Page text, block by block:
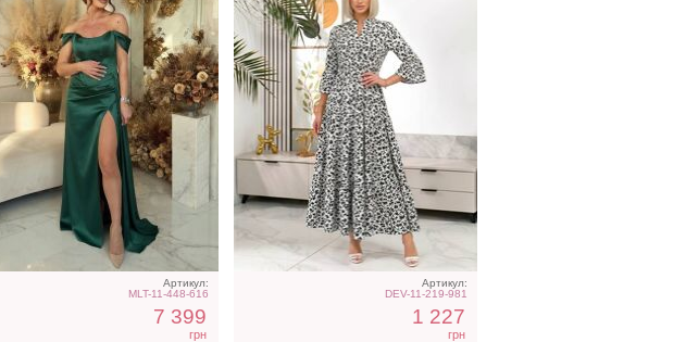
Артикул:
MLT-11-448-616
7 399
грн
Артикул:
DEV-11-219-981
1 227
грн
Длинное вечернее платье
на запах бордового цвета
Длинное белое вечернее
платье на запах для
невесты